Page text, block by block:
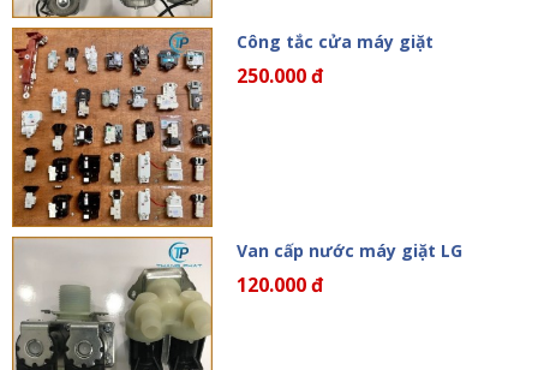
Công tắc cửa máy giặt
250.000 đ
Van cấp nước máy giặt LG
120.000 đ